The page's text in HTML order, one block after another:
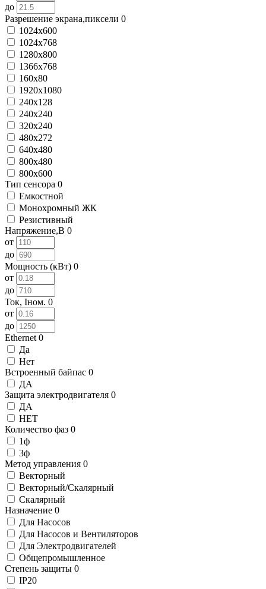
до
Разрешение экрана,пиксели 0
1024x600
1024x768
1280x800
1366x768
160х80
1920x1080
240x128
240х240
320x240
480x272
640x480
800x480
800x600
Тип сенсора 0
Емкостной
Монохромный ЖК
Резистивный
Напряжение,В 0
от
до
Мощность (кВт) 0
от
до
Ток, Iном. 0
от
до
Ethernet 0
Да
Нет
Встроенный байпас 0
ДА
Защита электродвигателя 0
ДА
НЕТ
Количество фаз 0
1ф
3ф
Метод управления 0
Векторный
Векторный/Скалярный
Скалярный
Назначение 0
Для Насосов
Для Насосов и Вентиляторов
Для Электродвигателей
Общепромышленное
Степень защиты 0
IP20